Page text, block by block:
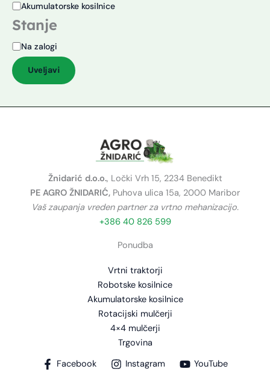
Akumulatorske kosilnice
Stanje
Na zalogi
Uveljavi
Žnidarić d.o.o., Ločki Vrh 15, 2234 Benedikt
PE AGRO ŽNIDARIĆ, Puhova ulica 15a, 2000 Maribor
Vaš zaupanja vreden partner za vrtno mehanizacijo.
+386 40 826 599
Ponudba
Vrtni traktorji
Robotske kosilnice
Akumulatorske kosilnice
Rotacijski mulčerji
4×4 mulčerji
Trgovina
Facebook
Instagram YouTube